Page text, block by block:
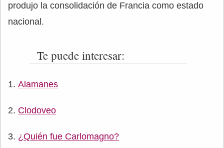
produjo la consolidación de Francia como estado
nacional.
Te puede interesar:
Alamanes
Clodoveo
¿Quién fue Carlomagno?